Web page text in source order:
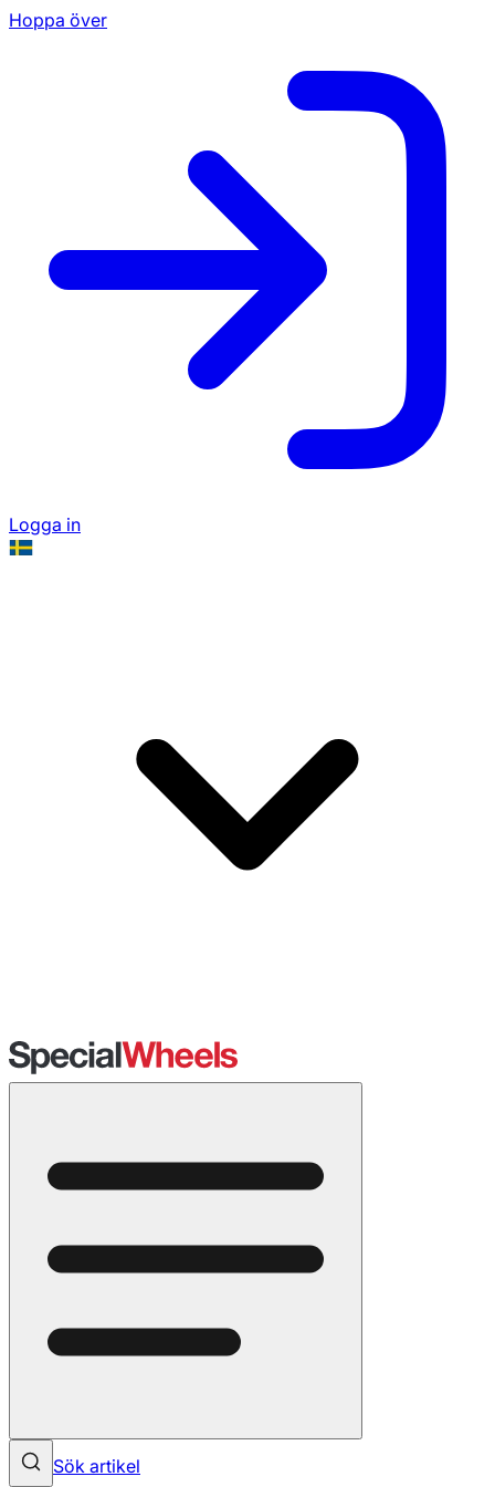
Hoppa över
Logga in
Sök artikel